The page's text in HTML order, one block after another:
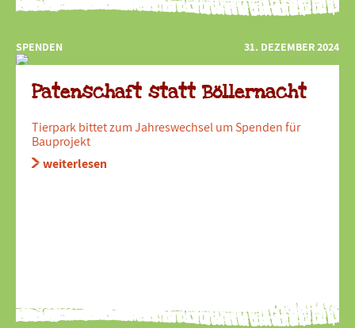
SPENDEN 31. DEZEMBER 2024
Patenschaft statt Böllernacht
Tierpark bittet zum Jahreswechsel um Spenden für
Bauprojekt
weiterlesen